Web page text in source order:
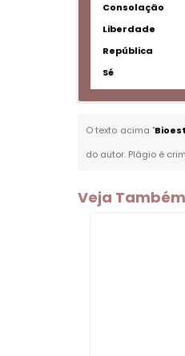
Consolação
Liberdade
República
Sé
O texto acima "
do autor. Plágio é
Veja Também